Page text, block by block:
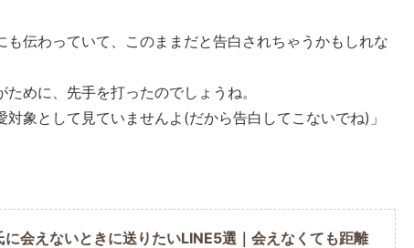
伝わっていて、このままだと告白されちゃうかもしれな
めに、先手を打ったのでしょうね。
対象として見ていませんよ(だから告白してこないでね)」
に会えないときに送りたいLINE5選｜会えなくても距離